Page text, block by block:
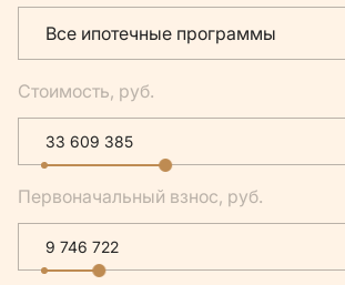
Все ипотечные программы
Стоимость, руб.
Первоначальный взнос, руб.